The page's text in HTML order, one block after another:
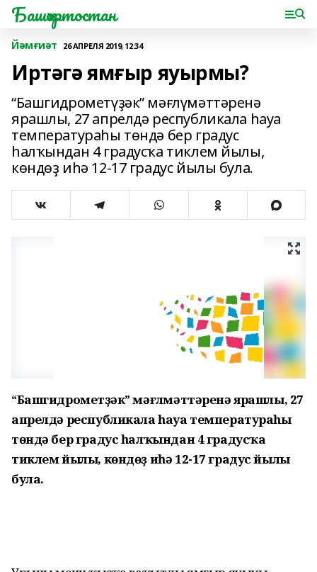
Башҡортостан
Йәмғиәт 26 АПРЕЛЯ 2019, 12:34
Иртәгә ямғыр яуырмы?
“Башгидрометүҙәк” мәғлүмәттәренә
ярашлы, 27 апрелдә республикала һауа
температураһы төндә бер градус
һалҡындан 4 градусҡа тиклем йылы,
көндөҙ иһә 12-17 градус йылы була.
“Башгидрометүҙәк” мәғлүмәттәренә ярашлы, 27
апрелдә республикала һауа температураһы
төндә бер градус һалҡындан 4 градусҡа
тиклем йылы, көндөҙ иһә 12-17 градус йылы
була.